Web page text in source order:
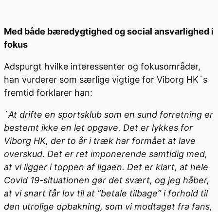
Med både bæredygtighed og social ansvarlighed i
fokus
Adspurgt hvilke interessenter og fokusområder,
han vurderer som særlige vigtige for Viborg HK´s
fremtid forklarer han:
´At drifte en sportsklub som en sund forretning er
bestemt ikke en let opgave. Det er lykkes for
Viborg HK, der to år i træk har formået at lave
overskud. Det er ret imponerende samtidig med,
at vi ligger i toppen af ligaen. Det er klart, at hele
Covid 19-situationen gør det svært, og jeg håber,
at vi snart får lov til at ”betale tilbage” i forhold til
den utrolige opbakning, som vi modtaget fra fans,